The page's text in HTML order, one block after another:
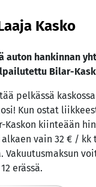
Kasko
auton hankinnan
Bilar-
pelkässä
Kun ostat
Kaskon kiinteään
vain 32 € / kk
Vakuutusmaksun
erässä.